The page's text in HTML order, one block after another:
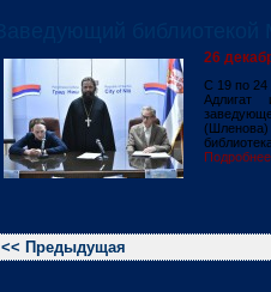
26
С 19 по 24
<< Предыдущая